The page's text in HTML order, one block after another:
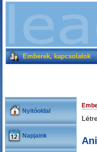
Emberek, kapcsolatok
Nyitóoldal
Napjaink